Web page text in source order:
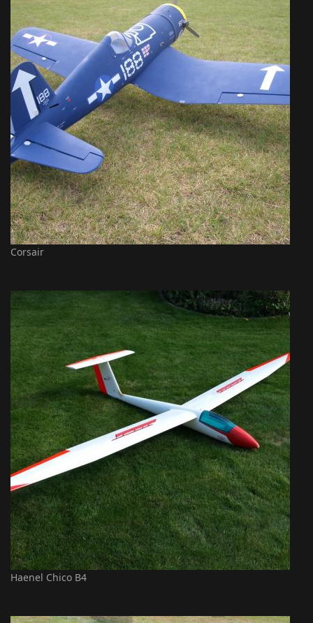
Corsair
Haenel Chico B4